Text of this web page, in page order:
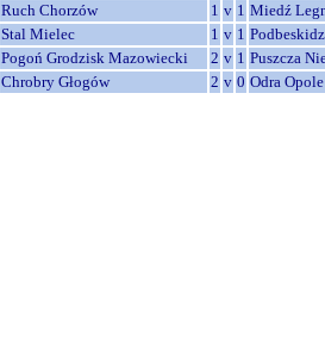
Ruch Chorzów 1 v 1 Miedź
Stal Mielec 1 v 1
Pogoń Grodzisk Mazowiecki 2 v 1 Puszcza
Chrobry Głogów 2 v 0 Odra Opole